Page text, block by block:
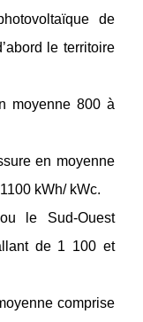
de
le territoire
moyenne 800 à
en moyenne
kWh/ kWc.
le Sud-Ouest
de 1 100 et
comprise